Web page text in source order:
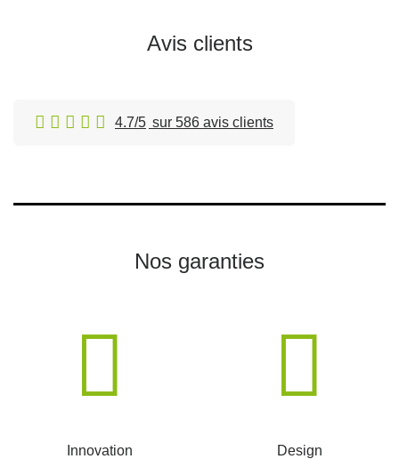
Avis clients
4.7/5 sur 586 avis clients
Nos garanties
Innovation Design